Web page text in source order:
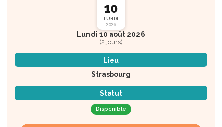
10
LUNDI
2026
Lundi 10 août 2026
(2 jours)
Lieu
Strasbourg
Statut
Disponible